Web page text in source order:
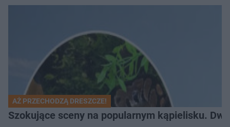
AŻ PRZECHODZĄ DRESZCZE!
Szokujące sceny na popularnym kąpielisku.